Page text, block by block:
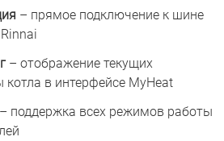
– прямое подключение к шине
– отображение текущих
в интерфейсе MyHeat
поддержка всех режимов работы